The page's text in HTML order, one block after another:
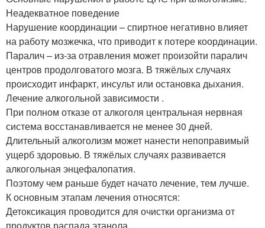
Неадекватное поведение
Нарушение координации – спиртное негативно влияет
на работу мозжечка, что приводит к потере координации.
Паралич – из-за отравления может произойти паралич
центров продолговатого мозга. В тяжёлых случаях
происходит инфаркт, инсульт или остановка дыхания.
Лечение алкогольной зависимости .
При полном отказе от алкоголя центральная нервная
система восстанавливается не менее 30 дней.
Длительный алкоголизм может нанести непоправимый
ущерб здоровью. В тяжёлых случаях развивается
алкогольная энцефалопатия.
Поэтому чем раньше будет начато лечение, тем лучше.
К основным этапам лечения относятся:
Детоксикация проводится для очистки организма от